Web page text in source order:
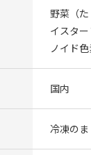
野菜（
イスタ
ノイド
国内
冷凍のま